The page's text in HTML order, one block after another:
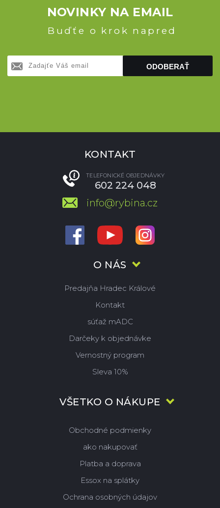
NOVINKY NA EMAIL
Buďťe o krok napred
ODOBERAŤ
O NÁS
Predajňa Hradec Králové
Kontakt
súťaž mADC
Darčeky k objednávke
Vernostný program
Sleva 10%
VŠETKO O NÁKUPE
Obchodné podmienky
ako nakupovať
Platba a doprava
Essox na splátky
Ochrana osobných údajov
KONTAKT
TELEFONICKÉ OBJEDNÁVKY
602 224 048
info@rybina.cz